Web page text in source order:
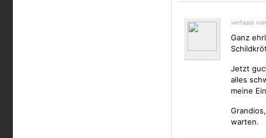
verfasst von
Ganz
Jetzt
alles
meine
warten.